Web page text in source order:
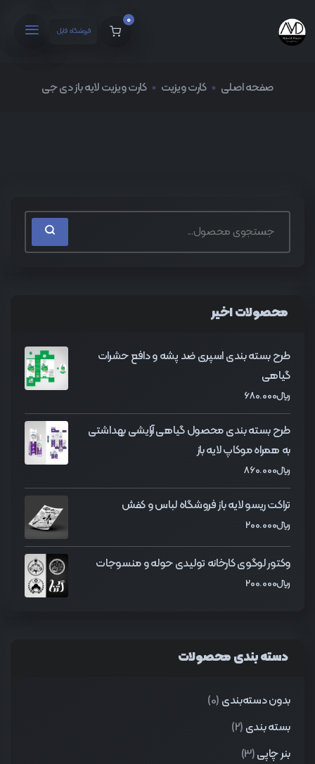
0
فروشگاه فایل
صفحه اصلی کارت ویزیت کارت ویزیت لایه باز دی جی
محصولات اخیر
طرح بسته بندی اسپری ضد پشه و دافع حشرات
گیاهی
﷼680.000
طرح بسته بندی محصول گیاهی آرایشی بهداشتی
به همراه موکاپ لایه باز
﷼860.000
تراکت ریسو لایه باز فروشگاه لباس و کفش
﷼200.000
وکتور لوگوی کارخانه تولیدی حوله و منسوجات
﷼200.000
دسته بندی محصولات
بدون دسته‌بندی (0)
بسته بندی (2)
بنر چاپی(3)